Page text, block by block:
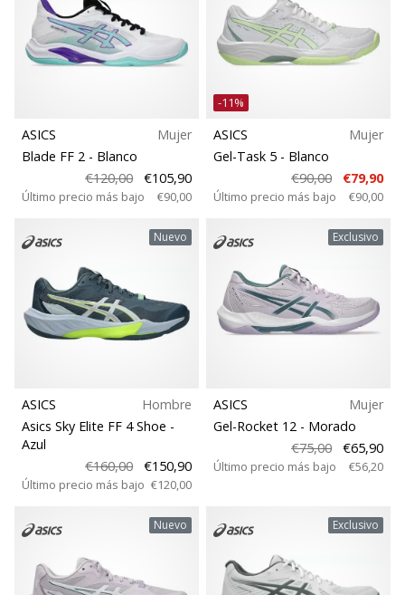
ASICS
Mujer
Blade FF 2 - Blanco
€120,00
€105,90
Último precio más bajo €90,00
-11%
ASICS
Mujer
Gel-Task 5 - Blanco
€90,00
€79,90
Último precio más bajo €90,00
Nuevo
ASICS
Hombre
Asics Sky Elite FF 4 Shoe -
Azul
€160,00
€150,90
Último precio más bajo €120,00
Exclusivo
ASICS
Mujer
Gel-Rocket 12 - Morado
€75,00
€65,90
Último precio más bajo €56,20
Nuevo Exclusivo